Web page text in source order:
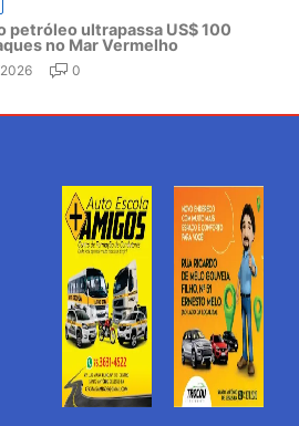
petróleo ultrapassa US$ 100
no Mar Vermelho
0